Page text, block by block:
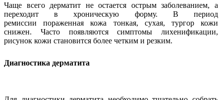
Чаще всего дерматит не остается острым заболеванием, а
переходит в хроническую форму. В период
ремиссии пораженная кожа тонкая, сухая, тургор кожи
снижен. Часто появляются симптомы лихенификации,
рисунок кожи становится более четким и резким.
Диагностика дерматита